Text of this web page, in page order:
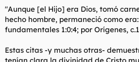
"Aunque [el Hijo] era Dios, tomó
hecho hombre, permaneció como
fundamentales 1:0:4; por Orígenes,
Estas citas -y muchas otras-
tenían clara la divinidad de Cristo